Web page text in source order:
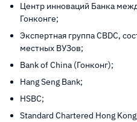
Центр инноваций Банка
Гонконге;
Экспертная группа CBDC,
местных ВУЗов;
Bank of China (Гонконг);
Hang Seng Bank;
HSBC;
Standard Chartered Hong